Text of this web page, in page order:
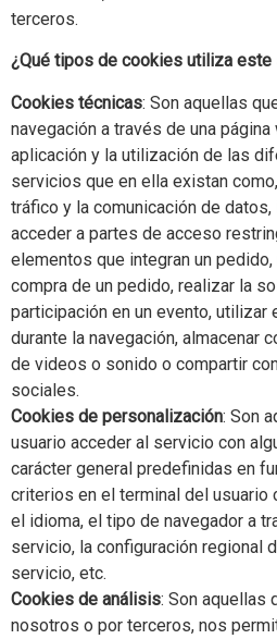
terceros.
¿Qué tipos de cookies utiliza
Cookies técnicas: Son aquellas
navegación a través de una
aplicación y la utilización de las
servicios que en ella existan
tráfico y la comunicación de
acceder a partes de acceso
elementos que integran un
compra de un pedido, realizar la
participación en un evento,
durante la navegación, almacenar
de videos o sonido o compartir
sociales.
Cookies de personalización: Son
usuario acceder al servicio con
carácter general predefinidas en
criterios en el terminal del usuario
el idioma, el tipo de navegador a
servicio, la configuración regional
servicio, etc.
Cookies de análisis: Son aquellas
nosotros o por terceros, nos